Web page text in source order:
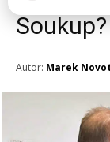
Soukup?
Autor: Marek